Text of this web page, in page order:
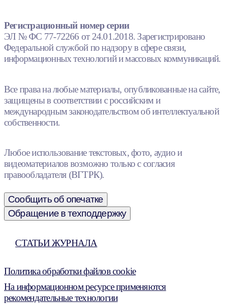
Регистрационный номер серии
ЭЛ № ФС 77-72266 от 24.01.2018. Зарегистрировано
Федеральной службой по надзору в сфере связи,
информационных технологий и массовых коммуникаций.
Все права на любые материалы, опубликованные на сайте,
защищены в соответствии с российским и
международным законодательством об интеллектуальной
собственности.
Любое использование текстовых, фото, аудио и
видеоматериалов возможно только с согласия
правообладателя (ВГТРК).
Сообщить об опечатке
Обращение в техподдержку
СТАТЬИ ЖУРНАЛА
Политика обработки файлов cookie
На информационном ресурсе применяются
рекомендательные технологии